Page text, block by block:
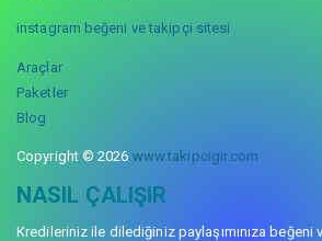
instagram beğeni ve takipçi sitesi
Araçlar
Paketler
Blog
Copyright © 2026 www.takipcigir.com
NASIL ÇALIŞIR
Kredileriniz ile dilediğiniz paylaşımınıza